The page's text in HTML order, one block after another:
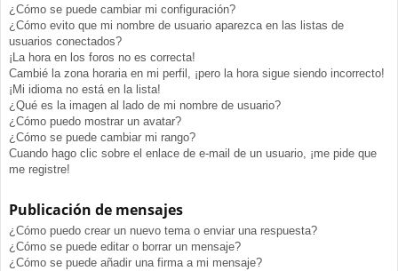
¿Cómo se puede cambiar mi configuración?
¿Cómo evito que mi nombre de usuario aparezca en las listas de
usuarios conectados?
¡La hora en los foros no es correcta!
Cambié la zona horaria en mi perfil, ¡pero la hora sigue siendo incorrecto!
¡Mi idioma no está en la lista!
¿Qué es la imagen al lado de mi nombre de usuario?
¿Cómo puedo mostrar un avatar?
¿Cómo se puede cambiar mi rango?
Cuando hago clic sobre el enlace de e-mail de un usuario, ¡me pide que
me registre!
Publicación de mensajes
¿Cómo puedo crear un nuevo tema o enviar una respuesta?
¿Cómo se puede editar o borrar un mensaje?
¿Cómo se puede añadir una firma a mi mensaje?